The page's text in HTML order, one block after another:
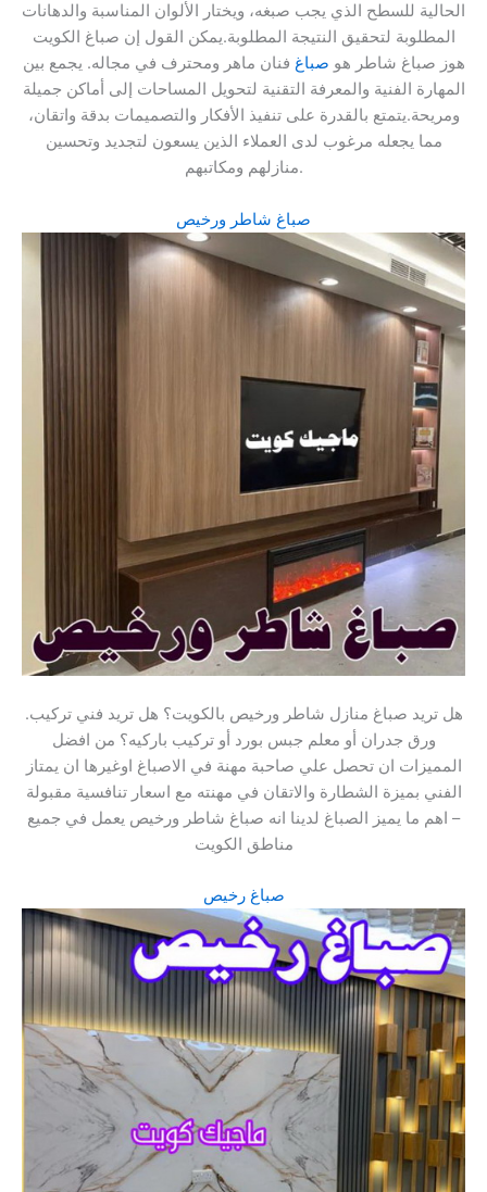
الحالية للسطح الذي يجب صبغه، ويختار الألوان المناسبة والدهانات
المطلوبة لتحقيق النتيجة المطلوبة.يمكن القول إن صباغ الكويت
هوز صباغ شاطر هو صباغ فنان ماهر ومحترف في مجاله. يجمع بين
المهارة الفنية والمعرفة التقنية لتحويل المساحات إلى أماكن جميلة
ومريحة.يتمتع بالقدرة على تنفيذ الأفكار والتصميمات بدقة واتقان،
مما يجعله مرغوب لدى العملاء الذين يسعون لتجديد وتحسين
منازلهم ومكاتبهم.
صباغ شاطر ورخيص
.هل تريد صباغ منازل شاطر ورخيص بالكويت؟ هل تريد فني تركيب
ورق جدران أو معلم جبس بورد أو تركيب باركيه؟ من افضل
المميزات ان تحصل علي صاحبة مهنة في الاصباغ اوغيرها ان يمتاز
الفني بميزة الشطارة والاتقان في مهنته مع اسعار تنافسية مقبولة
– اهم ما يميز الصباغ لدينا انه صباغ شاطر ورخيص يعمل في جميع
مناطق الكويت
صباغ رخيص